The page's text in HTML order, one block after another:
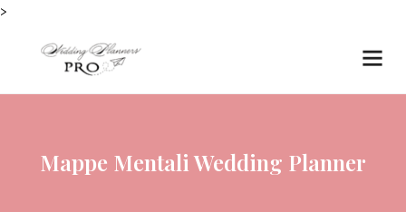
>
Mappe Mentali Wedding Planner